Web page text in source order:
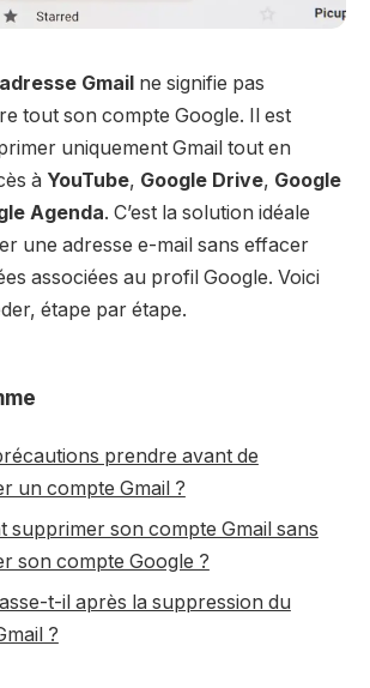
adresse Gmail ne signifie pas
tout son compte Google. Il est
uniquement Gmail tout en
à YouTube, Google Drive, Google
Agenda. C’est la solution idéale
une adresse e-mail sans effacer
associées au profil Google. Voici
étape par étape.
prendre avant de
un compte Gmail ?
supprimer son compte Gmail sans
son compte Google ?
t-il après la suppression du
?